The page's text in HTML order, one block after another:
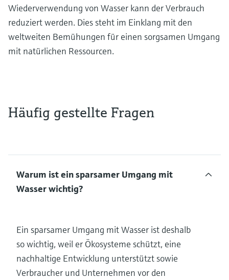
Wiederverwendung von Wasser kann der Verbrauch
reduziert werden. Dies steht im Einklang mit den
weltweiten Bemühungen für einen sorgsamen Umgang
mit natürlichen Ressourcen.
Häufig gestellte Fragen
Warum ist ein sparsamer Umgang mit
Wasser wichtig?
Ein sparsamer Umgang mit Wasser ist deshalb
so wichtig, weil er Ökosysteme schützt, eine
nachhaltige Entwicklung unterstützt sowie
Verbraucher und Unternehmen vor den